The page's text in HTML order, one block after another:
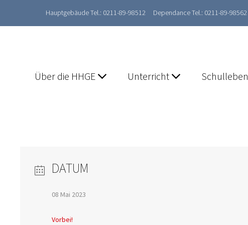
Hauptgebäude Tel.: 0211-89-98512 Dependance Tel.: 0211-89-98562
Über die HHGE Unterricht Schulleben
DATUM
08 Mai 2023
Vorbei!